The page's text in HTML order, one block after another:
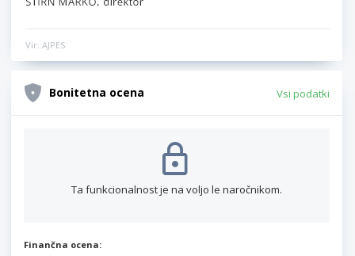
Vir: AJPES
Bonitetna ocena Vsi podatki
Ta funkcionalnost je na voljo le naročnikom.
Finančna ocena: